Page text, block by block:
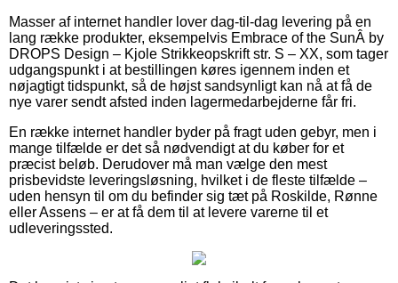
Masser af internet handler lover dag-til-dag levering på en
lang række produkter, eksempelvis Embrace of the SunÂ by
DROPS Design – Kjole Strikkeopskrift str. S – XX, som tager
udgangspunkt i at bestillingen køres igennem inden et
nøjagtigt tidspunkt, så de højst sandsynligt kan nå at få de
nye varer sendt afsted inden lagermedarbejderne får fri.
En række internet handler byder på fragt uden gebyr, men i
mange tilfælde er det så nødvendigt at du køber for et
præcist beløb. Derudover må man vælge den mest
prisbevidste leveringsløsning, hvilket i de fleste tilfælde –
uden hensyn til om du befinder sig tæt på Roskilde, Rønne
eller Assens – er at få dem til at levere varerne til et
udleveringssted.